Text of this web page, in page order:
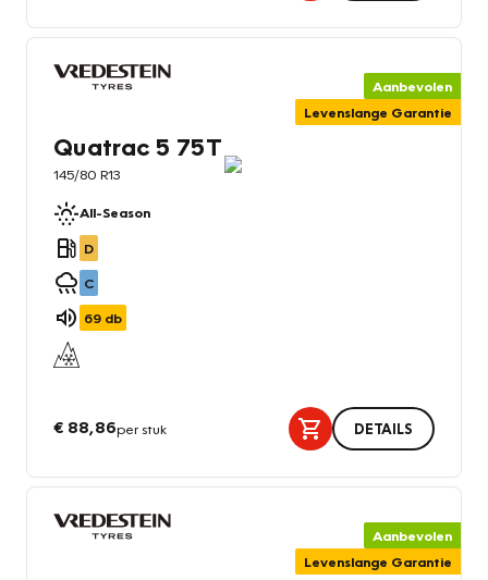
Aanbevolen
Levenslange Garantie
Quatrac 5 75T
145/80 R13
All-Season
D
C
69 db
€ 88,86per stuk DETAILS
Aanbevolen
Levenslange Garantie